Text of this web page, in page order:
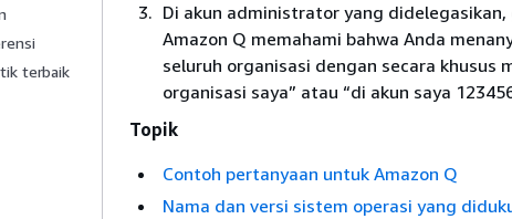
terbaik
Di akun administrator yang
Amazon Q memahami bahwa Anda
seluruh organisasi dengan secara khusus
organisasi saya” atau “di akun saya
Topik
Contoh pertanyaan untuk Amazon Q
Nama dan versi sistem operasi yang